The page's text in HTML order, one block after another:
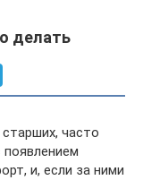
делать
часто
и, если за ними